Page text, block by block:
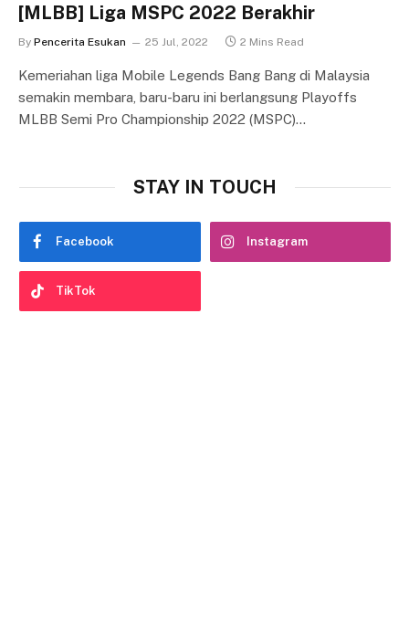
[MLBB] Liga MSPC 2022 Berakhir
By Pencerita Esukan 25 Jul, 2022 2 Mins Read
Kemeriahan liga Mobile Legends Bang Bang di Malaysia
semakin membara, baru-baru ini berlangsung Playoffs
MLBB Semi Pro Championship 2022 (MSPC)…
STAY IN TOUCH
Facebook Instagram
TikTok